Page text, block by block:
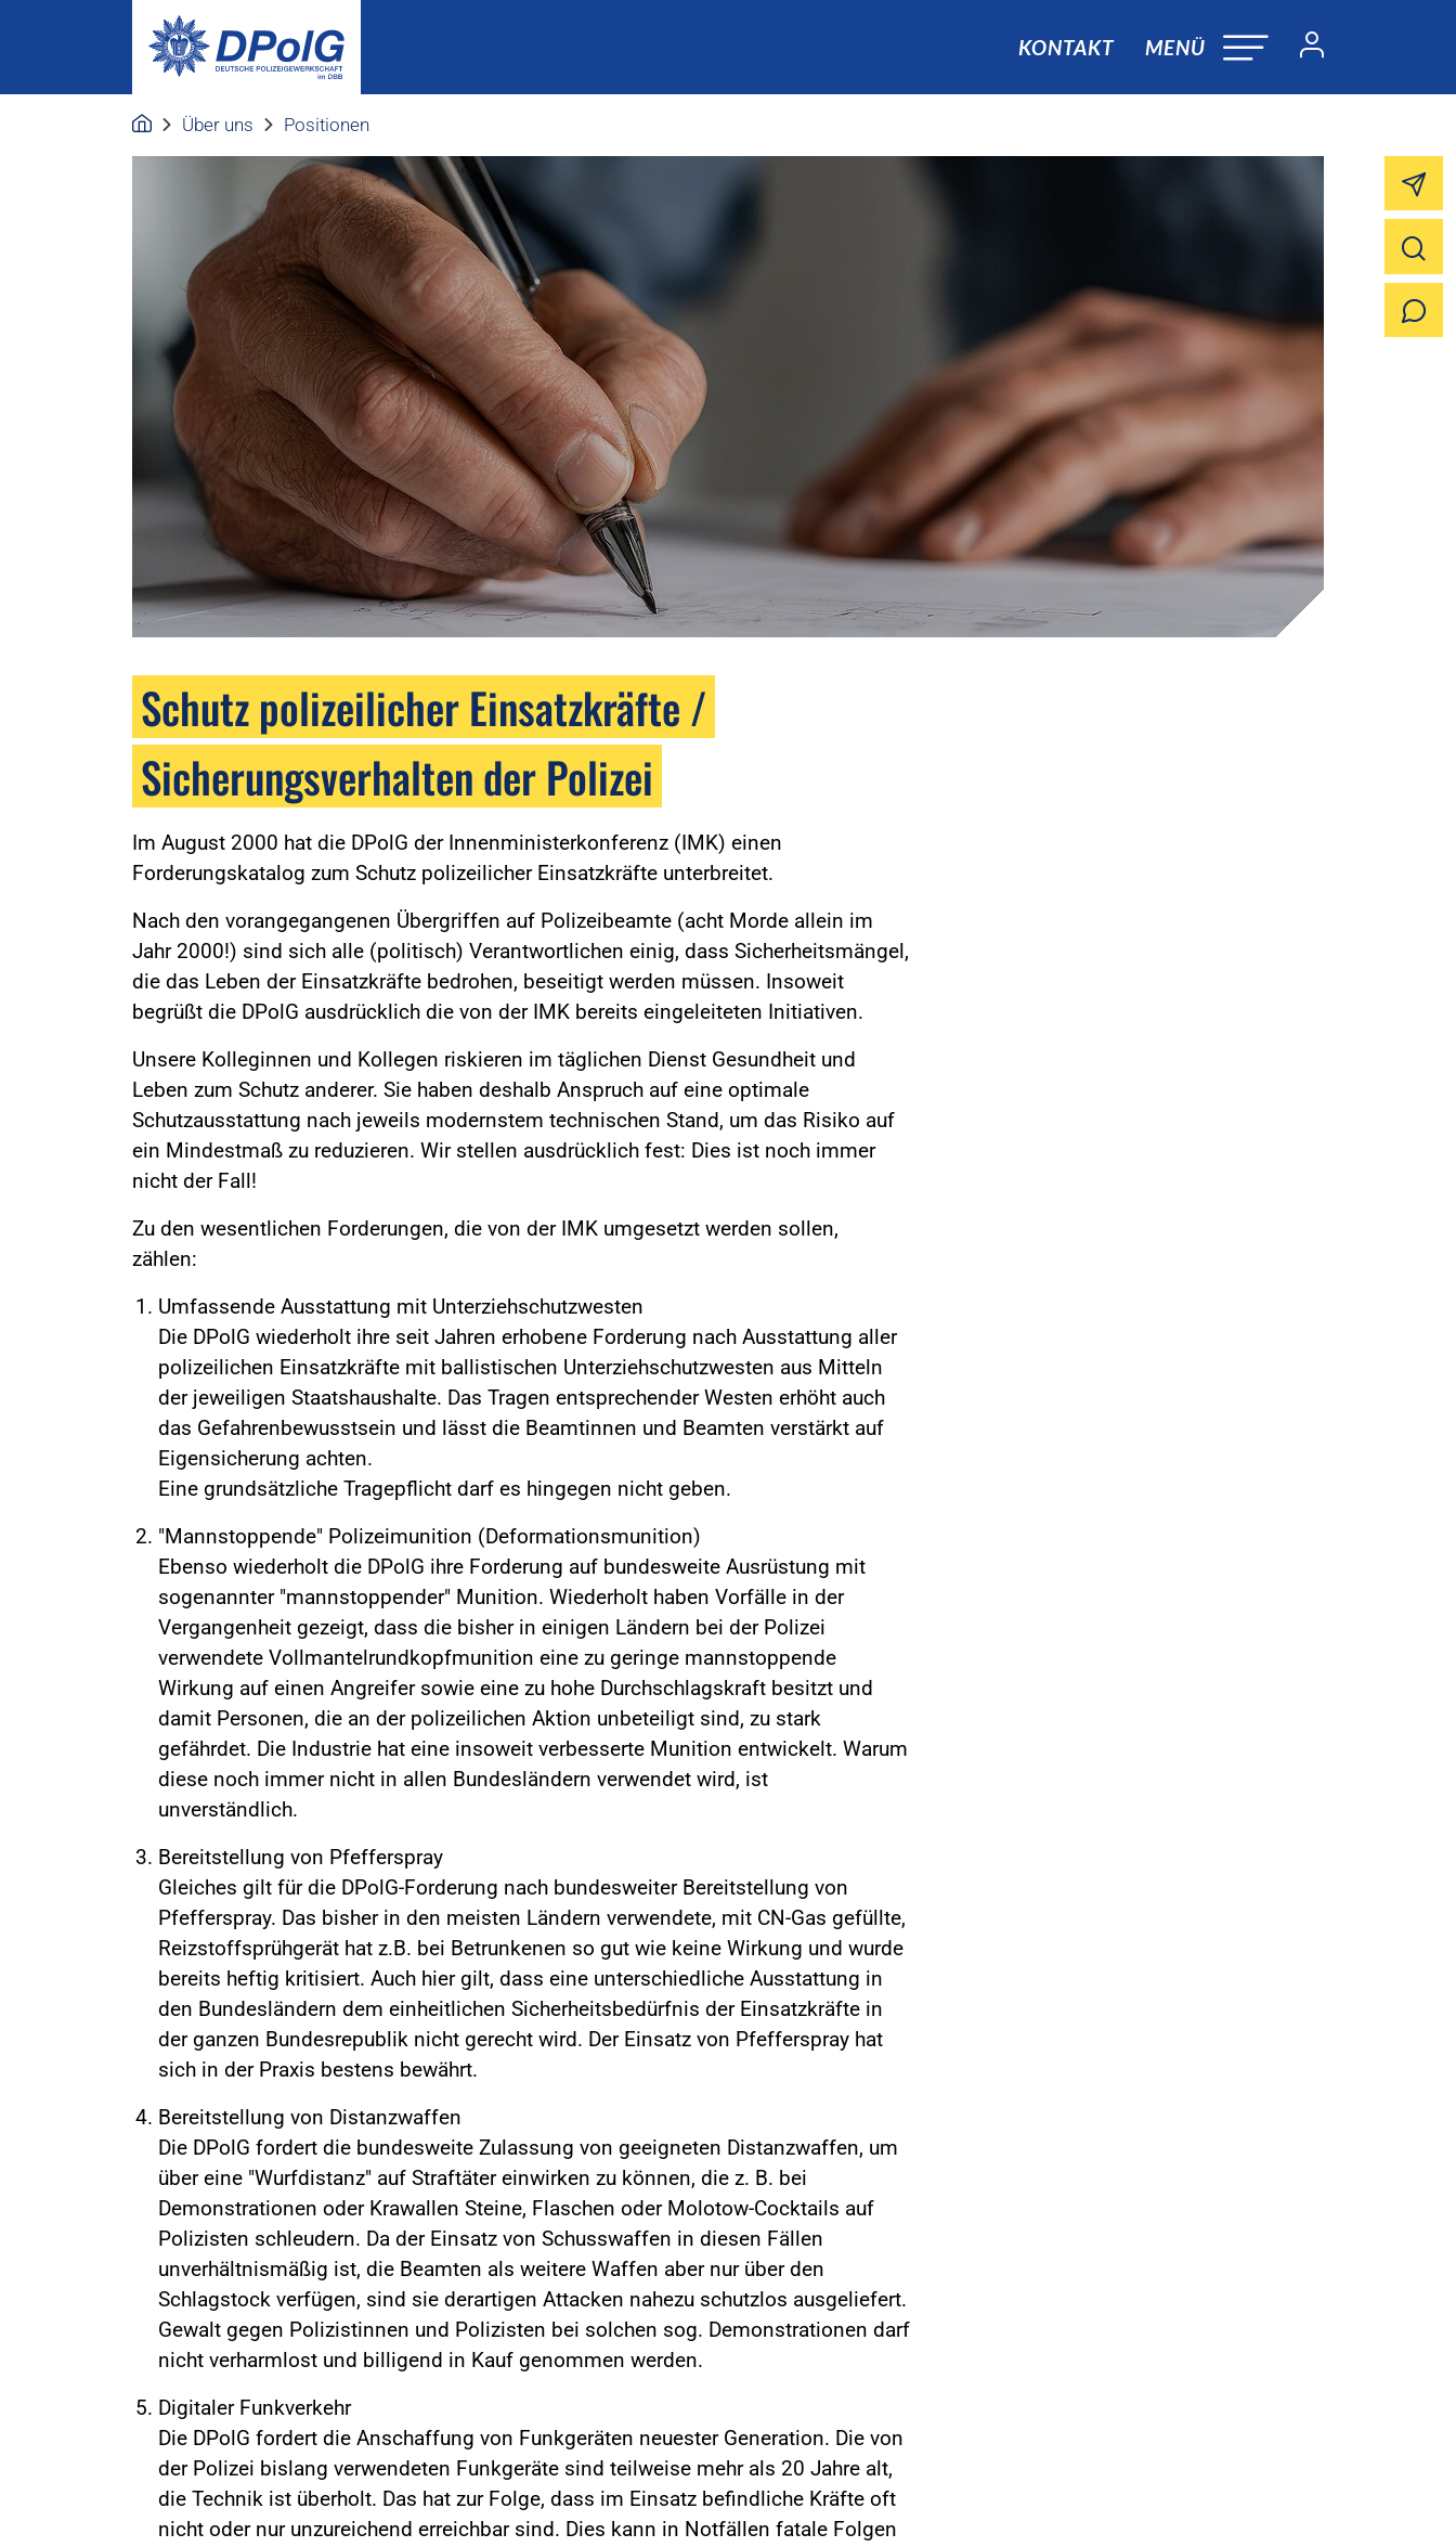
KONTAKT MENÜ
Über uns Positionen
Schutz polizeilicher Einsatzkräfte /
Sicherungsverhalten der Polizei
Im August 2000 hat die DPolG der Innenministerkonferenz (IMK) einen
Forderungskatalog zum Schutz polizeilicher Einsatzkräfte unterbreitet.
Nach den vorangegangenen Übergriffen auf Polizeibeamte (acht Morde allein im
Jahr 2000!) sind sich alle (politisch) Verantwortlichen einig, dass Sicherheitsmängel,
die das Leben der Einsatzkräfte bedrohen, beseitigt werden müssen. Insoweit
begrüßt die DPolG ausdrücklich die von der IMK bereits eingeleiteten Initiativen.
Unsere Kolleginnen und Kollegen riskieren im täglichen Dienst Gesundheit und
Leben zum Schutz anderer. Sie haben deshalb Anspruch auf eine optimale
Schutzausstattung nach jeweils modernstem technischen Stand, um das Risiko auf
ein Mindestmaß zu reduzieren. Wir stellen ausdrücklich fest: Dies ist noch immer
nicht der Fall!
Zu den wesentlichen Forderungen, die von der IMK umgesetzt werden sollen,
zählen:
Umfassende Ausstattung mit Unterziehschutzwesten
Die DPolG wiederholt ihre seit Jahren erhobene Forderung nach Ausstattung aller
polizeilichen Einsatzkräfte mit ballistischen Unterziehschutzwesten aus Mitteln
der jeweiligen Staatshaushalte. Das Tragen entsprechender Westen erhöht auch
das Gefahrenbewusstsein und lässt die Beamtinnen und Beamten verstärkt auf
Eigensicherung achten.
Eine grundsätzliche Tragepflicht darf es hingegen nicht geben.
"Mannstoppende" Polizeimunition (Deformationsmunition)
Ebenso wiederholt die DPolG ihre Forderung auf bundesweite Ausrüstung mit
sogenannter "mannstoppender" Munition. Wiederholt haben Vorfälle in der
Vergangenheit gezeigt, dass die bisher in einigen Ländern bei der Polizei
verwendete Vollmantelrundkopfmunition eine zu geringe mannstoppende
Wirkung auf einen Angreifer sowie eine zu hohe Durchschlagskraft besitzt und
damit Personen, die an der polizeilichen Aktion unbeteiligt sind, zu stark
gefährdet. Die Industrie hat eine insoweit verbesserte Munition entwickelt. Warum
diese noch immer nicht in allen Bundesländern verwendet wird, ist
unverständlich.
Bereitstellung von Pfefferspray
Gleiches gilt für die DPolG-Forderung nach bundesweiter Bereitstellung von
Pfefferspray. Das bisher in den meisten Ländern verwendete, mit CN-Gas gefüllte,
Reizstoffsprühgerät hat z.B. bei Betrunkenen so gut wie keine Wirkung und wurde
bereits heftig kritisiert. Auch hier gilt, dass eine unterschiedliche Ausstattung in
den Bundesländern dem einheitlichen Sicherheitsbedürfnis der Einsatzkräfte in
der ganzen Bundesrepublik nicht gerecht wird. Der Einsatz von Pfefferspray hat
sich in der Praxis bestens bewährt.
Bereitstellung von Distanzwaffen
Die DPolG fordert die bundesweite Zulassung von geeigneten Distanzwaffen, um
über eine "Wurfdistanz" auf Straftäter einwirken zu können, die z. B. bei
Demonstrationen oder Krawallen Steine, Flaschen oder Molotow-Cocktails auf
Polizisten schleudern. Da der Einsatz von Schusswaffen in diesen Fällen
unverhältnismäßig ist, die Beamten als weitere Waffen aber nur über den
Schlagstock verfügen, sind sie derartigen Attacken nahezu schutzlos ausgeliefert.
Gewalt gegen Polizistinnen und Polizisten bei solchen sog. Demonstrationen darf
nicht verharmlost und billigend in Kauf genommen werden.
Digitaler Funkverkehr
Die DPolG fordert die Anschaffung von Funkgeräten neuester Generation. Die von
der Polizei bislang verwendeten Funkgeräte sind teilweise mehr als 20 Jahre alt,
die Technik ist überholt. Das hat zur Folge, dass im Einsatz befindliche Kräfte oft
nicht oder nur unzureichend erreichbar sind. Dies kann in Notfällen fatale Folgen